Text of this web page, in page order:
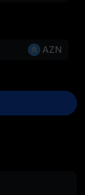
AZN